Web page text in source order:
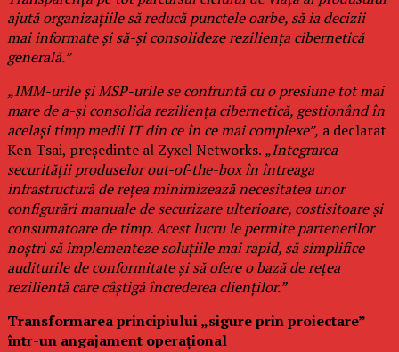
ajută organizațiile să reducă punctele oarbe, să ia decizii
mai informate și să-și consolideze reziliența cibernetică
generală.”
„IMM-urile și MSP-urile se confruntă cu o presiune tot mai
mare de a-și consolida reziliența cibernetică, gestionând în
același timp medii IT din ce în ce mai complexe”, a declarat
Ken Tsai, președinte al Zyxel Networks. „Integrarea
securității produselor out-of-the-box în întreaga
infrastructură de rețea minimizează necesitatea unor
configurări manuale de securizare ulterioare, costisitoare și
consumatoare de timp. Acest lucru le permite partenerilor
noștri să implementeze soluțiile mai rapid, să simplifice
auditurile de conformitate și să ofere o bază de rețea
rezilientă care câștigă încrederea clienților.”
Transformarea principiului „sigure prin proiectare”
într-un angajament operațional